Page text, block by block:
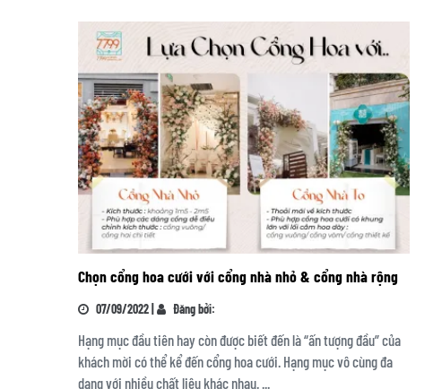
Chọn cổng hoa cưới với cổng nhà nhỏ & cổng nhà rộng
07/09/2022 | Đăng bởi:
Hạng mục đầu tiên hay còn được biết đến là “ấn tượng đầu” của
khách mời có thể kể đến cổng hoa cưới. Hạng mục vô cùng đa
dạng với nhiều chất liệu khác nhau. ...